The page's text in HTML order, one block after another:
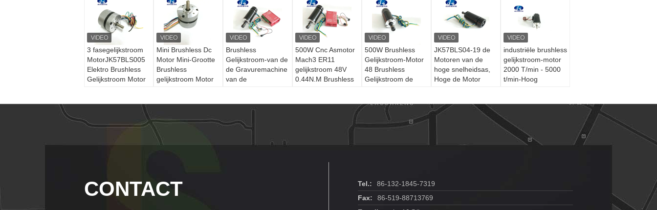
3 fasegelijkstroom
MotorJK57BLS005
Elektro Brushless
Gelijkstroom Motor
Mini Brushless Dc
Motor Mini-Grootte
Brushless
gelijkstroom Motor
Brushless
Gelijkstroom-van de
de Gravuremachine
van de
Asmotor Lucht
Gekoelde met
Snelheidscontrolemechanisme
500W Cnc Asmotor
Mach3 ER11
gelijkstroom 48V
0.44N.M Brushless
500W Brushless
Gelijkstroom-Motor
48 Brushless
Gelijkstroom de
Round Spindle
Motor ER11 van V
JK57BLS04-19 de
Motoren van de
hoge snelheidsas,
Hoge de Motor
Gelijkstroom
industriële brushless
gelijkstroom-motor
2000 T/min - 5000
t/min-Hoog
BLDC 12V 24V 36V
CONTACT Tel.:
86-132-1845-7319
Fax:
86-519-88713769